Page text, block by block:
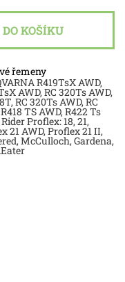
řemeny
R419TsX AWD,
AWD, RC 320Ts AWD,
RC 320Ts AWD, RC
TS AWD, R422 Ts
21 AWD, Proflex 21 II,
Gardena,